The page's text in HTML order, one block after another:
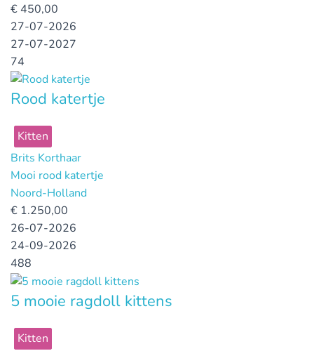
€ 450,00
27-07-2026
27-07-2027
74
Rood katertje
Kitten
Brits Korthaar
Mooi rood katertje
Noord-Holland
€ 1.250,00
26-07-2026
24-09-2026
488
5 mooie ragdoll kittens
Kitten